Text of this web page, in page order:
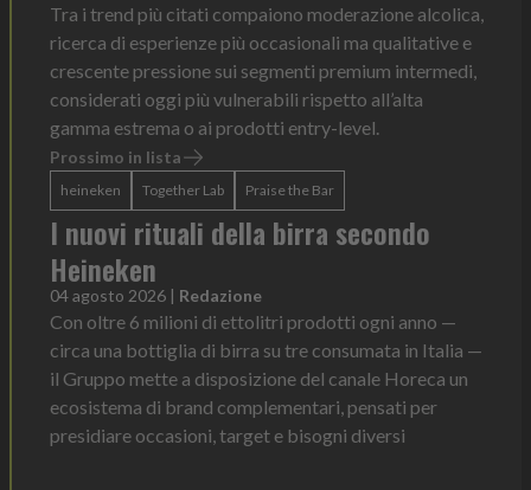
Tra i trend più citati compaiono moderazione alcolica,
ricerca di esperienze più occasionali ma qualitative e
crescente pressione sui segmenti premium intermedi,
considerati oggi più vulnerabili rispetto all’alta
gamma estrema o ai prodotti entry-level.
Prossimo in lista
heineken Together Lab Praise the Bar
I nuovi rituali della birra secondo
Heineken
04 agosto 2026 | Redazione
Con oltre 6 milioni di ettolitri prodotti ogni anno —
circa una bottiglia di birra su tre consumata in Italia —
il Gruppo mette a disposizione del canale Horeca un
ecosistema di brand complementari, pensati per
presidiare occasioni, target e bisogni diversi